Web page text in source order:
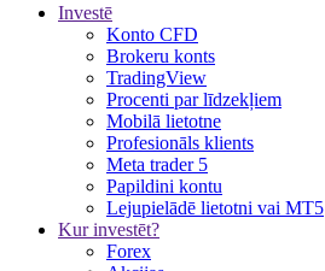
Investē
Konto CFD
Brokeru konts
TradingView
Procenti par līdzekļiem
Mobilā lietotne
Profesionāls klients
Meta trader 5
Papildini kontu
Lejupielādē lietotni vai MT5
Kur investēt?
Forex